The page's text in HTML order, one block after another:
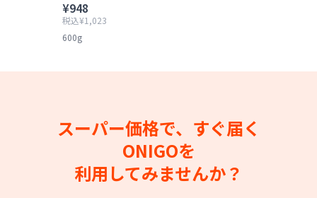
¥948
税込¥1,023
600g
スーパー価格で、すぐ届く
ONIGOを
利用してみませんか？